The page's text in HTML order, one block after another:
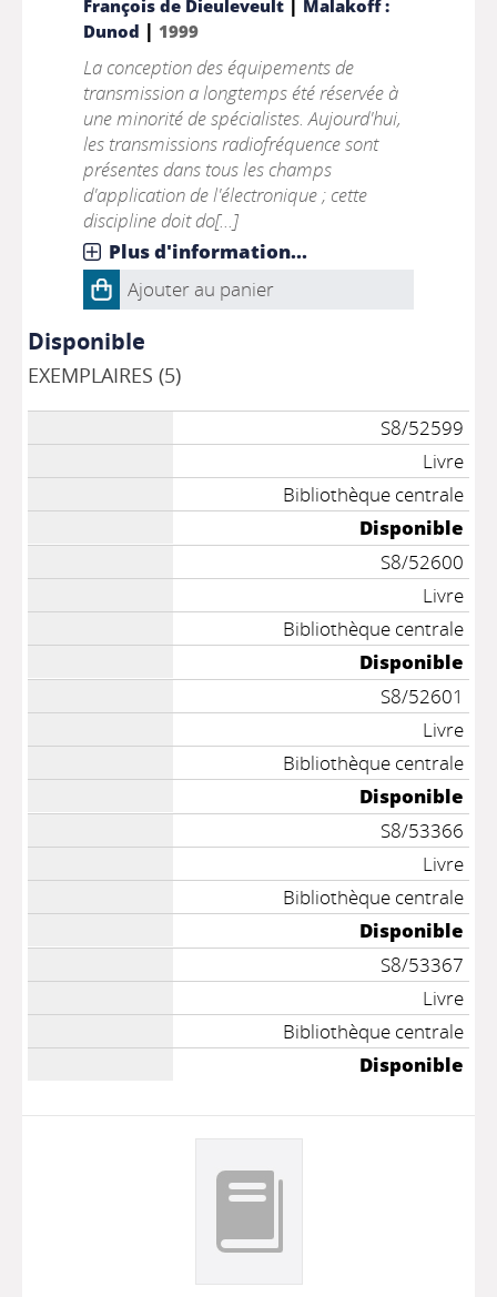
François de Dieuleveult
Malakoff :
Dunod | 1999
La conception des équipements de
transmission a longtemps été réservée à
une minorité de spécialistes. Aujourd'hui,
les transmissions radiofréquence sont
présentes dans tous les champs
d'application de l'électronique ; cette
discipline doit do[...]
Plus d'information...
Ajouter au panier
Disponible
EXEMPLAIRES (5)
S8/52599
Livre
Bibliothèque centrale
Disponible
S8/52600
Livre
Bibliothèque centrale
Disponible
S8/52601
Livre
Bibliothèque centrale
Disponible
S8/53366
Livre
Bibliothèque centrale
Disponible
S8/53367
Livre
Bibliothèque centrale
Disponible